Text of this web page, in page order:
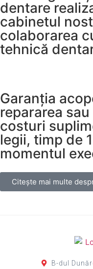
dentare
cabinetul
colaborarea
tehnică
Garanția
repararea
costuri
legii, timp de
momentul
Citește mai multe
B-dul